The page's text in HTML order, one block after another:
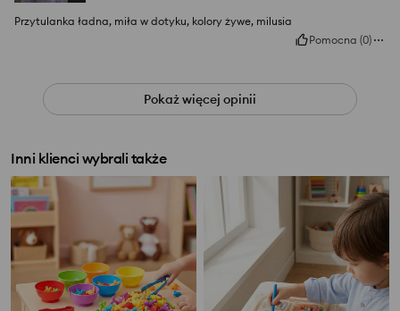
Przytulanka ładna, miła w dotyku, kolory żywe, milusia
Pomocna (0)
Pokaż więcej opinii
Inni klienci wybrali także